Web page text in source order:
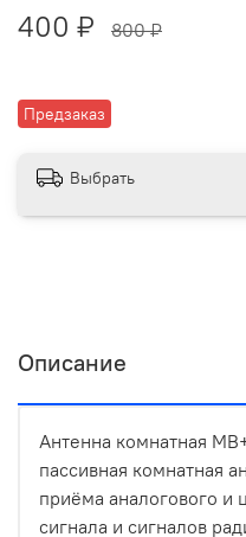
Предзаказ
400 ₽ 800 ₽
Выбрать
Описание
Антенна комнатная
пассивная комнатная
приёма аналогового и
сигнала и сигналов